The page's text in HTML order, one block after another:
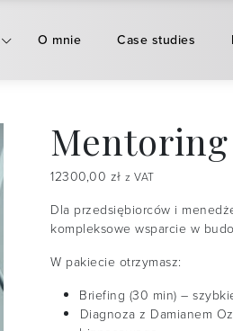
O mnie Case studies
12300,00 zł z VAT
Dla przedsiębiorców i
kompleksowe wsparcie w
W pakiecie otrzymasz:
Briefing (30 min) –
⁠Diagnoza z Damianem